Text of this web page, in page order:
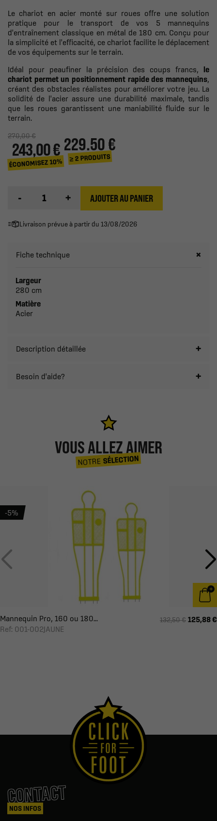
Le chariot en acier monté sur roues offre une solution
pratique pour le transport de vos 5 mannequins
d'entraînement classique en métal de 180 cm. Conçu pour
la simplicité et l'efficacité, ce chariot facilite le déplacement
de vos équipements sur le terrain.
Idéal pour peaufiner la précision des coups francs, le
chariot permet un positionnement rapide des mannequins,
créant des obstacles réalistes pour améliorer votre jeu. La
solidité de l'acier assure une durabilité maximale, tandis
que les roues garantissent une maniabilité fluide sur le
terrain.
270,00 €
243,00 €
ÉCONOMISEZ 10%
229.50 €
≥ 2 PRODUITS
- + AJOUTER AU PANIER
Livraison prévue à partir du 13/08/2026
Fiche technique
Largeur
280 cm
Matière
Acier
Description détaillée
Besoin d'aide?
VOUS ALLEZ AIMER
NOTRESÉLECTION
Mannequin Pro, 160 ou 180...
Ref: 001-002JAUNE
132,50 € 125,88 €
-5%
CONTACT
NOS INFOS